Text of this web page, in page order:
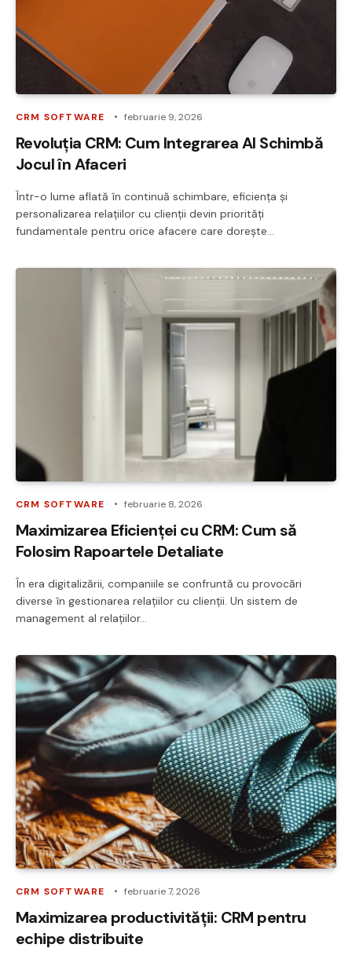
CRM SOFTWARE februarie 9, 2026
Revoluția CRM: Cum Integrarea AI Schimbă
Jocul în Afaceri
Într-o lume aflată în continuă schimbare, eficiența și
personalizarea relațiilor cu clienții devin priorități
fundamentale pentru orice afacere care dorește…
CRM SOFTWARE februarie 8, 2026
Maximizarea Eficienței cu CRM: Cum să
Folosim Rapoartele Detaliate
În era digitalizării, companiile se confruntă cu provocări
diverse în gestionarea relațiilor cu clienții. Un sistem de
management al relațiilor…
CRM SOFTWARE februarie 7, 2026
Maximizarea productivității: CRM pentru
echipe distribuite